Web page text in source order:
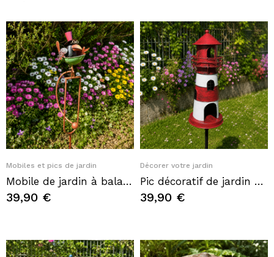
Quick View
Mobiles et pics de jardin
Mobile de jardin à balancier Corbeau Steampunk en métal
39,90 €
Quick View
Décorer votre jardin
Pic décoratif de jardin phare rouge et blanc – Une ambiance bord de mer au cœur de votre jardin
39,90 €